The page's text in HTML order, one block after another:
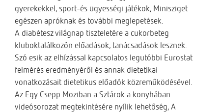
gyerekekkel, sport-és ügyességi játékok, Minisziget
egészen apróknak és további meglepetések.
A diabétesz világnap tiszteletére a cukorbeteg
kluboktalálkozón előadások, tanácsadások lesznek.
Szó esik az elhízással kapcsolatos legutóbbi Eurostat
felmérés eredményéről és annak dietetikai
vonatkozásait dietetikus előadók közreműködésével.
Az Egy Csepp Moziban a Sztárok a konyhában
videósorozat megtekintésére nyílik lehetőség, A